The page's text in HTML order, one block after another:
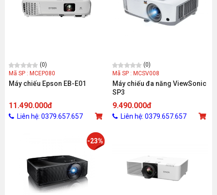
(0)
Mã SP : MCEP080
Máy chiếu Epson EB-E01
11.490.000đ
Liên hệ: 0379.657.657
(0)
Mã SP : MCSV008
Máy chiếu đa năng ViewSonic
SP3
9.490.000đ
Liên hệ: 0379.657.657
-23%